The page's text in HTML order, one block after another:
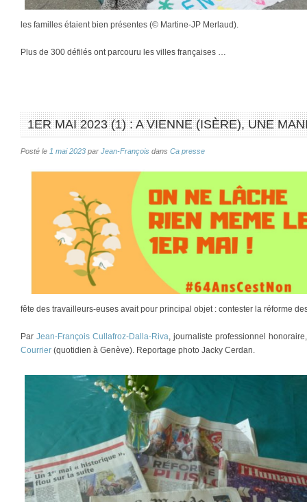
les familles étaient bien présentes (© Martine-JP Merlaud).
Plus de 300 défilés ont parcouru les villes françaises …
1ER MAI 2023 (1) : A VIENNE (ISÈRE), UNE
Posté le 1 mai 2023 par Jean-François dans Ca presse
fête des travailleurs-euses avait pour principal objet : contester la réforme
Par Jean-François Cullafroz-Dalla-Riva, journaliste professionnel
Courrier (quotidien à Genève). Reportage photo Jacky Cerdan.